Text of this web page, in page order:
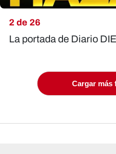
2 de 26
La portada de Diario
Cargar más